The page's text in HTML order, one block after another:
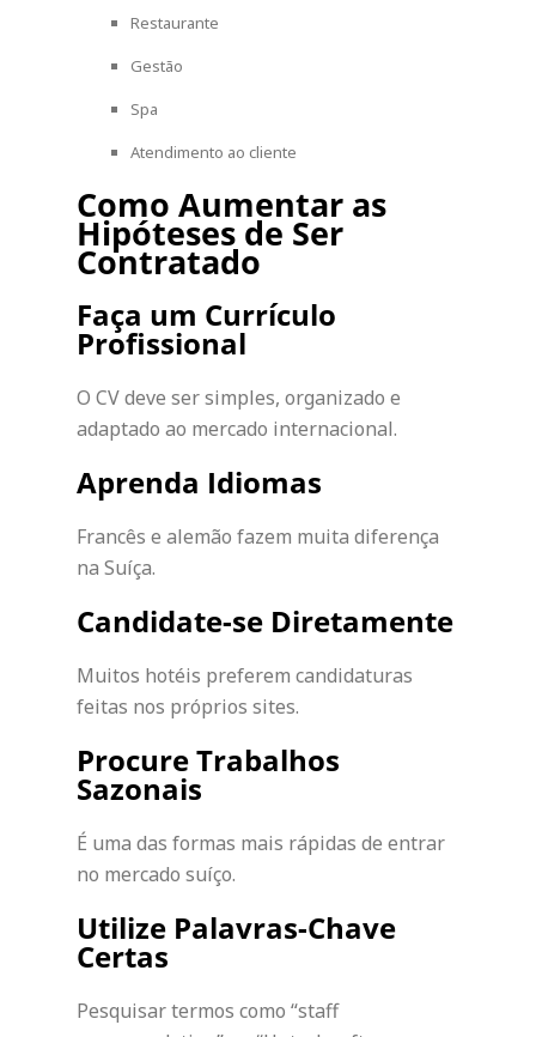
Restaurante
Gestão
Spa
Atendimento ao cliente
Como Aumentar as
Hipóteses de Ser
Contratado
Faça um Currículo
Profissional
O CV deve ser simples, organizado e
adaptado ao mercado internacional.
Aprenda Idiomas
Francês e alemão fazem muita diferença
na Suíça.
Candidate-se Diretamente
Muitos hotéis preferem candidaturas
feitas nos próprios sites.
Procure Trabalhos
Sazonais
É uma das formas mais rápidas de entrar
no mercado suíço.
Utilize Palavras-Chave
Certas
Pesquisar termos como “staff